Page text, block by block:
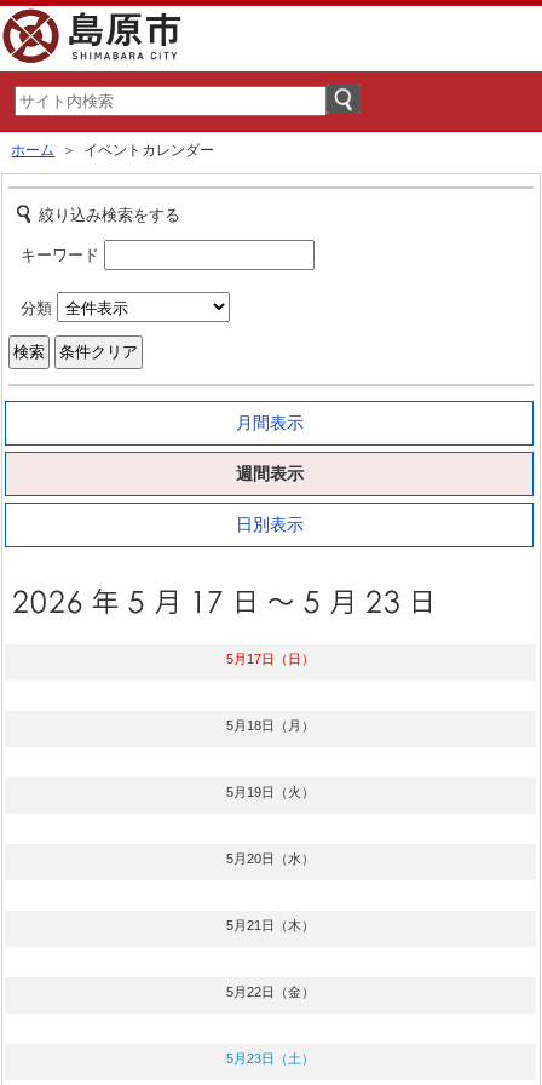
ホーム ＞ イベントカレンダー
絞り込み検索をする
キーワード
分類
月間表示
週間表示
日別表示
5月17日（日）
5月18日（月）
5月19日（火）
5月20日（水）
5月21日（木）
5月22日（金）
5月23日（土）